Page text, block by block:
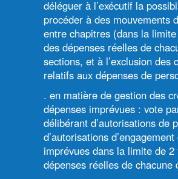
déléguer à l’exécutif la
procéder à des mouvements
entre chapitres (dans la
des dépenses réelles de
sections, et à l’exclusion des
relatifs aux dépenses de
. en matière de gestion des
dépenses imprévues : vote
délibérant d’autorisations de
d’autorisations
imprévues dans la limite de 2
dépenses réelles de chacune